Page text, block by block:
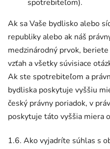
spotrebiteľom).
Ak sa Vaše bydlisko alebo
republiky alebo ak náš
medzinárodný prvok,
vzťah a všetky súvisiace
Ak ste spotrebiteľom a
bydliska poskytuje vyššiu
český právny poriadok, v
poskytuje táto vyššia miera
1.6. Ako vyjadríte súhlas s